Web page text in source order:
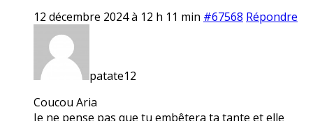
12 décembre 2024 à 12 h 11 min #67568 Répondre
patate12
Coucou Aria
Je ne pense pas que tu embêtera ta tante et elle